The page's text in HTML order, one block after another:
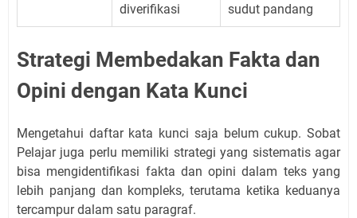
diverifikasi
sudut pandang
Strategi Membedakan Fakta dan
Opini dengan Kata Kunci
Mengetahui daftar kata kunci saja belum cukup. Sobat
Pelajar juga perlu memiliki strategi yang sistematis agar
bisa mengidentifikasi fakta dan opini dalam teks yang
lebih panjang dan kompleks, terutama ketika keduanya
tercampur dalam satu paragraf.